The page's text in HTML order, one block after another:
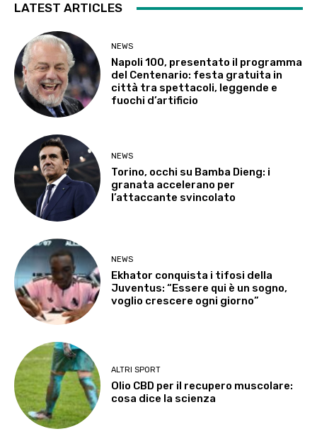
LATEST ARTICLES
NEWS
Napoli 100, presentato il programma
del Centenario: festa gratuita in
città tra spettacoli, leggende e
fuochi d’artificio
NEWS
Torino, occhi su Bamba Dieng: i
granata accelerano per
l’attaccante svincolato
NEWS
Ekhator conquista i tifosi della
Juventus: “Essere qui è un sogno,
voglio crescere ogni giorno”
ALTRI SPORT
Olio CBD per il recupero muscolare:
cosa dice la scienza